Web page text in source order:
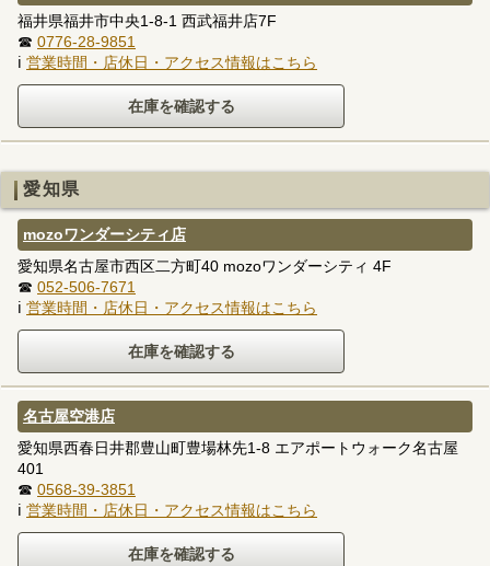
福井県福井市中央1-8-1 西武福井店7F
☎ 0776-28-9851
ℹ 営業時間・店休日・アクセス情報はこちら
愛知県
mozoワンダーシティ店
愛知県名古屋市西区二方町40 mozoワンダーシティ 4F
☎ 052-506-7671
ℹ 営業時間・店休日・アクセス情報はこちら
名古屋空港店
愛知県西春日井郡豊山町豊場林先1-8 エアポートウォーク名古屋
401
☎ 0568-39-3851
ℹ 営業時間・店休日・アクセス情報はこちら